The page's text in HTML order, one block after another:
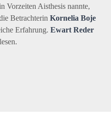
Vorzeiten Aisthesis nannte,
Betrachterin Kornelia Boje
Erfahrung. Ewart Reder